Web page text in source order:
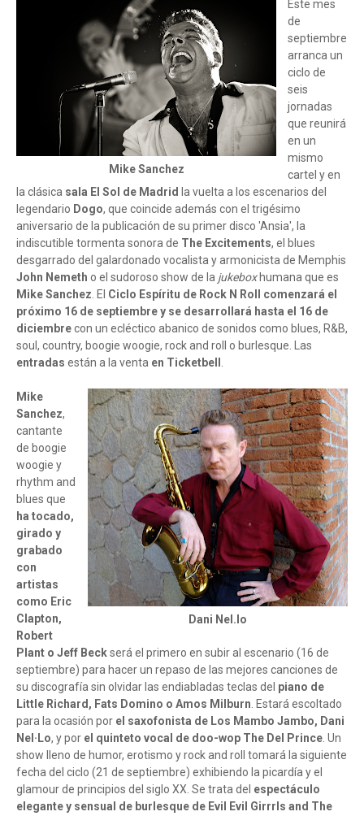
Mike Sanchez
Este mes
de
septiembre
arranca un
ciclo de
seis
jornadas
que reunirá
en un
mismo
cartel y en
la clásica sala El Sol de Madrid la vuelta a los escenarios del
legendario Dogo, que coincide además con el trigésimo
aniversario de la publicación de su primer disco 'Ansia', la
indiscutible tormenta sonora de The Excitements, el blues
desgarrado del galardonado vocalista y armonicista de Memphis
John Nemeth o el sudoroso show de la jukebox humana que es
Mike Sanchez. El Ciclo Espíritu de Rock N Roll comenzará el
próximo 16 de septiembre y se desarrollará hasta el 16 de
diciembrecon un ecléctico abanico de sonidos como blues, R&B,
soul, country, boogie woogie, rock and roll o burlesque. Las
entradas están a la venta en Ticketbell .
Dani Nel.lo
Mike
Sanchez,
cantante
de boogie
woogie y
rhythm and
blues que
ha tocado,
girado y
grabado
con
artistas
como Eric
Clapton,
Robert
Plant o Jeff Beckserá el primero en subir al escenario (16 de
septiembre) para hacer un repaso de las mejores canciones de
su discografía sin olvidar las endiabladas teclas del piano de
Little Richard, Fats Domino o Amos Milburn. Estará escoltado
para la ocasión por el saxofonista de Los Mambo Jambo, Dani
Nel·Lo, y por el quinteto vocal de doo-wop The Del Prince. Un
show lleno de humor, erotismo y rock and roll tomará la siguiente
fecha del ciclo (21 de septiembre) exhibiendo la picardía y el
glamour de principios del siglo XX. Se trata del espectáculo
elegante y sensual de burlesque de Evil Evil Girrrls and The